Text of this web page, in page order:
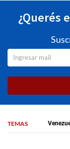
¿Querés
TEMAS